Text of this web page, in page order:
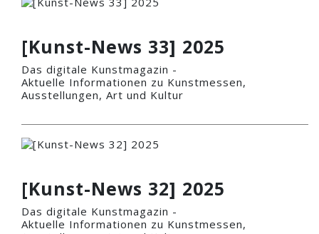
[Kunst-News 33] 2025
Das digitale Kunstmagazin -
Aktuelle Informationen zu Kunstmessen,
Ausstellungen, Art und Kultur
[Kunst-News 32] 2025
Das digitale Kunstmagazin -
Aktuelle Informationen zu Kunstmessen,